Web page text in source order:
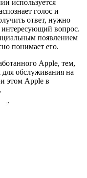
используется
голос и
ответ, нужно
интересующий вопрос.
появлением
понимает его.
Apple, тем,
для обслуживания на
этом Apple в